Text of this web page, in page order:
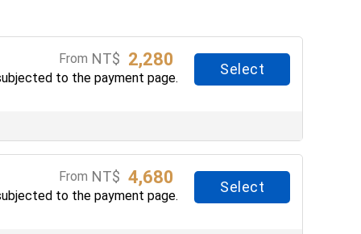
From NT$ 2,280
to the payment page.
Select
From NT$ 4,680
to the payment page.
Select